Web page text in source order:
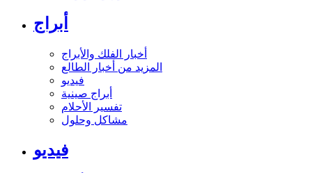
أبراج
أخبار الفلك والأبراج
المزيد من أخبار الطالع
فيديو
أبراج صينية
تفسير الأحلام
مشاكل وحلول
فيديو